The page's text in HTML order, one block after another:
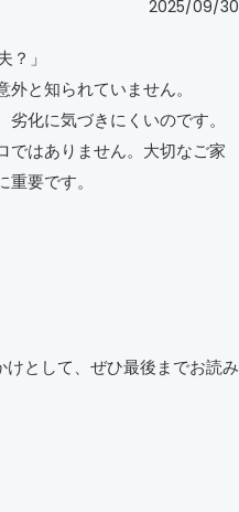
2025/09/30
」
と知られていません。
化に気づきにくいのです。
ではありません。大切なご家
要です。
として、ぜひ最後までお読み